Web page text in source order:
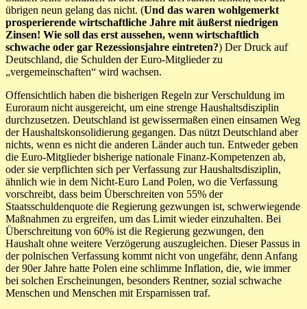
übrigen neun gelang das nicht. (Und das waren wohlgemerkt
prosperierende wirtschaftliche Jahre mit äußerst niedrigen
Zinsen! Wie soll das erst aussehen, wenn wirtschaftlich
schwache oder gar Rezessionsjahre eintreten?) Der Druck auf
Deutschland, die Schulden der Euro-Mitglieder zu
„vergemeinschaften“ wird wachsen.
Offensichtlich haben die bisherigen Regeln zur Verschuldung im
Euroraum nicht ausgereicht, um eine strenge Haushaltsdisziplin
durchzusetzen. Deutschland ist gewissermaßen einen einsamen Weg
der Haushaltskonsolidierung gegangen. Das nützt Deutschland aber
nichts, wenn es nicht die anderen Länder auch tun. Entweder geben
die Euro-Mitglieder bisherige nationale Finanz-Kompetenzen ab,
oder sie verpflichten sich per Verfassung zur Haushaltsdisziplin,
ähnlich wie in dem Nicht-Euro Land Polen, wo die Verfassung
vorschreibt, dass beim Überschreiten von 55% der
Staatsschuldenquote die Regierung gezwungen ist, schwerwiegende
Maßnahmen zu ergreifen, um das Limit wieder einzuhalten. Bei
Überschreitung von 60% ist die Regierung gezwungen, den
Haushalt ohne weitere Verzögerung auszugleichen. Dieser Passus in
der polnischen Verfassung kommt nicht von ungefähr, denn Anfang
der 90er Jahre hatte Polen eine schlimme Inflation, die, wie immer
bei solchen Erscheinungen, besonders Rentner, sozial schwache
Menschen und Menschen mit Ersparnissen traf.